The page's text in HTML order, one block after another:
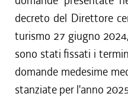
decreto del Direttore
turismo 27 giugno
sono stati fissati i
domande medesime
stanziate per l'anno